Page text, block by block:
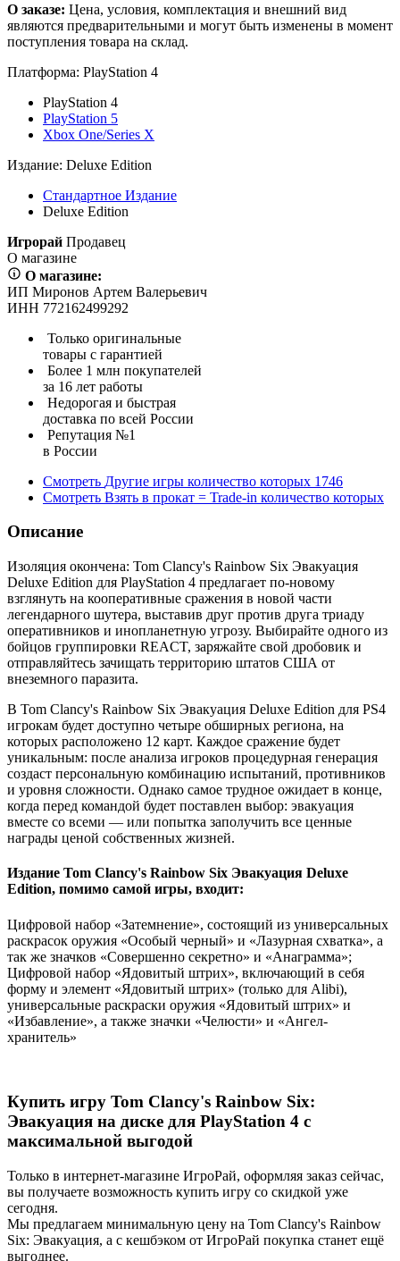
О заказе: Цена, условия, комплектация и внешний вид
являются предварительными и могут быть изменены в момент
поступления товара на склад.
Платформа: PlayStation 4
PlayStation 4
PlayStation 5
Xbox One/Series X
Издание: Deluxe Edition
Стандартное Издание
Deluxe Edition
Игрорай Продавец
О магазине
О магазине:
ИП Миронов Артем Валерьевич
ИНН 772162499292
Только оригинальные
товары с гарантией
Более 1 млн покупателей
за 16 лет работы
Недорогая и быстрая
доставка по всей России
Репутация №1
в России
Смотреть Другие игры количество которых 1746
Смотреть Взять в прокат = Trade-in количество которых
Описание
Изоляция окончена: Tom Clancy's Rainbow Six Эвакуация
Deluxe Edition для PlayStation 4 предлагает по-новому
взглянуть на кооперативные сражения в новой части
легендарного шутера, выставив друг против друга триаду
оперативников и инопланетную угрозу. Выбирайте одного из
бойцов группировки REACT, заряжайте свой дробовик и
отправляйтесь зачищать территорию штатов США от
внеземного паразита.
В Tom Clancy's Rainbow Six Эвакуация Deluxe Edition для PS4
игрокам будет доступно четыре обширных региона, на
которых расположено 12 карт. Каждое сражение будет
уникальным: после анализа игроков процедурная генерация
создаст персональную комбинацию испытаний, противников
и уровня сложности. Однако самое трудное ожидает в конце,
когда перед командой будет поставлен выбор: эвакуация
вместе со всеми — или попытка заполучить все ценные
награды ценой собственных жизней.
Издание Tom Clancy's Rainbow Six Эвакуация Deluxe
Edition, помимо самой игры, входит:
Цифровой набор «Затемнение», состоящий из универсальных
раскрасок оружия «Особый черный» и «Лазурная схватка», а
так же значков «Совершенно секретно» и «Анаграмма»;
Цифровой набор «Ядовитый штрих», включающий в себя
форму и элемент «Ядовитый штрих» (только для Alibi),
универсальные раскраски оружия «Ядовитый штрих» и
«Избавление», а также значки «Челюсти» и «Ангел-
хранитель»
Купить игру Tom Clancy's Rainbow Six:
Эвакуация на диске для PlayStation 4 с
максимальной выгодой
Только в интернет-магазине ИгроРай, оформляя заказ сейчас,
вы получаете возможность купить игру со скидкой уже
сегодня.
Мы предлагаем минимальную цену на Tom Clancy's Rainbow
Six: Эвакуация, а с кешбэком от ИгроРай покупка станет ещё
выгоднее.